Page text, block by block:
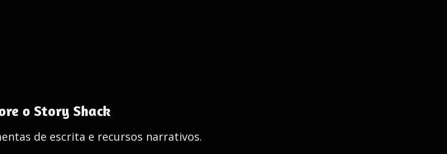
o Story Shack
de escrita e recursos narrativos.